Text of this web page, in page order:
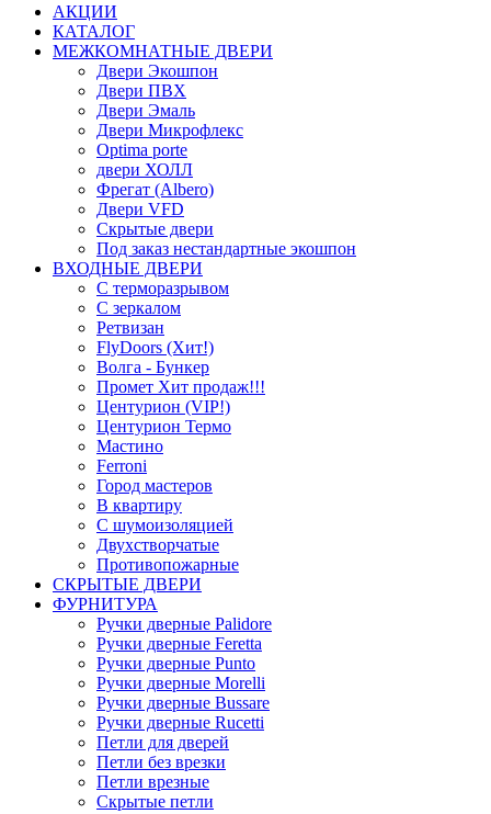
АКЦИИ
КАТАЛОГ
МЕЖКОМНАТНЫЕ ДВЕРИ
Двери Экошпон
Двери ПВХ
Двери Эмаль
Двери Микрофлекс
Optima porte
двери ХОЛЛ
Фрегат (Albero)
Двери VFD
Скрытые двери
Под заказ нестандартные экошпон
ВХОДНЫЕ ДВЕРИ
С терморазрывом
С зеркалом
Ретвизан
FlyDoors (Хит!)
Волга - Бункер
Промет Хит продаж!!!
Центурион (VIP!)
Центурион Термо
Мастино
Ferroni
Город мастеров
В квартиру
С шумоизоляцией
Двухстворчатые
Противопожарные
СКРЫТЫЕ ДВЕРИ
ФУРНИТУРА
Ручки дверные Palidore
Ручки дверные Feretta
Ручки дверные Punto
Ручки дверные Morelli
Ручки дверные Bussare
Ручки дверные Rucetti
Петли для дверей
Петли без врезки
Петли врезные
Скрытые петли